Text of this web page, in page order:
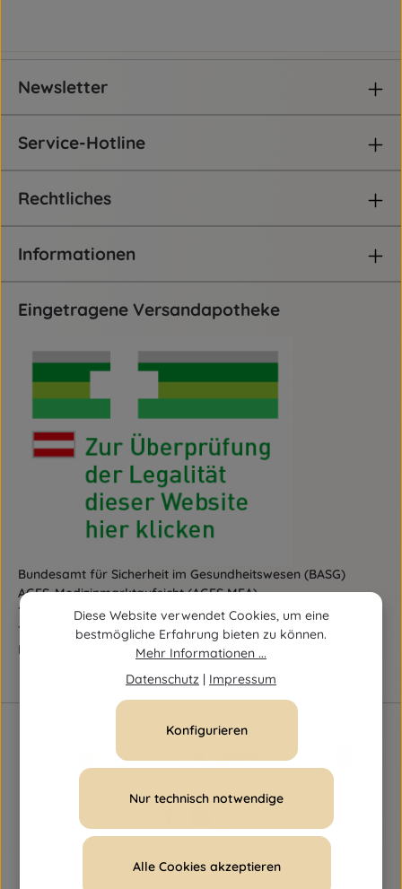
Newsletter
Service-Hotline
Rechtliches
Informationen
Eingetragene Versandapotheke
Bundesamt für Sicherheit im Gesundheitswesen (BASG)
AGES-Medizinmarktaufsicht (AGES MEA)
Traisengasse 5, A-1200 Wien
Tel.:
+43 (0)50 555-36111
E-Mail:
fernabsatz@ages.at
Diese Website verwendet Cookies, um eine
bestmögliche Erfahrung bieten zu können.
Mehr Informationen ...
Datenschutz | Impressum
Nur technisch notwendige
Konfigurieren
Alle Cookies akzeptieren